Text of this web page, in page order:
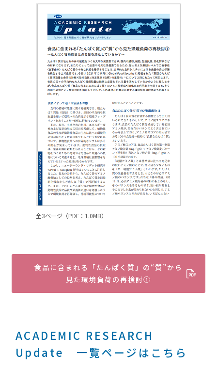
全3ページ（PDF：1.0MB）
食品に含まれる「たんぱく質」の“質”から
見た環境負荷の再検討①
ACADEMIC RESEARCH
Update 一覧ページはこちら